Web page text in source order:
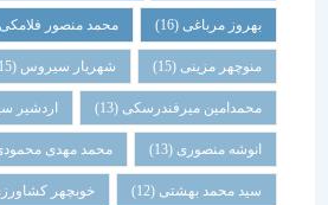
بهروز مرباغی (16) محمد منصور فلامکی (16)
منوچهر مزینی(15) شهریار سیروس(15)
محمدامین میرفندرسکی(13) اردشیر سیروس(13)
انوشه منصوری(13) محمد مهدی محمودی(13)
سید محمد بهشتی(12) خوبچهر کشاورزی(10)